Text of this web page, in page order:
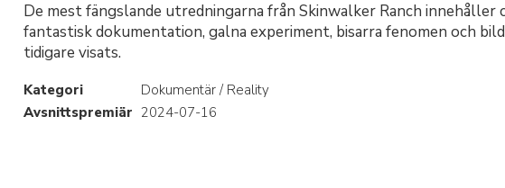
De mest fängslande utredningarna från Skinwalker Ranch innehåller
fantastisk dokumentation, galna experiment, bisarra fenomen och
tidigare visats.
Kategori
Dokumentär / Reality
Avsnittspremiär 2024-07-16